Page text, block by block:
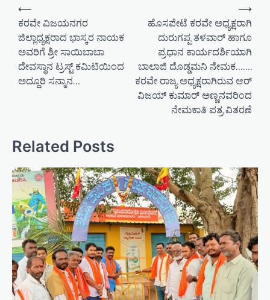
g
a
i
o
n
⟵
ಕರವೇ ವಿಜಯನಗರ
ಜಿಲ್ಲಾಧ್ಯಕ್ಷರಾದ ಭಾಸ್ಕರ ನಾಯಕ
ಅವರಿಗೆ ಶ್ರೀ ಸಾಯಿಬಾಬಾ
ದೇವಸ್ಥಾನ ಟ್ರಸ್ಟ್ ಕಮಿಟಿಯಿಂದ
ಅದ್ದೂರಿ ಸನ್ಮಾನ…
ಹೊಸಪೇಟೆ ಕರವೇ ಅಧ್ಯಕ್ಷರಾಗಿ
ದುರುಗಪ್ಪ ತಳವಾರ್ ಹಾಗೂ
ಪ್ರಧಾನ ಕಾರ್ಯದರ್ಶಿಯಾಗಿ
ಬಾಲಾಜಿ ದೊಡ್ಡಮನಿ ನೇಮಕ…….
ಕರವೇ ರಾಜ್ಯ ಅಧ್ಯಕ್ಷರಾಗಿರುವ ಆರ್
ವಿಜಯ್ ಕುಮಾರ್ ಅಣ್ಣನವರಿಂದ
ನೇಮಕಾತಿ ಪತ್ರ ವಿತರಣೆ
⟶
Related Posts